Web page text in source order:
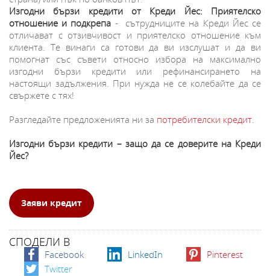
Изгодни бързи кредити от Креди Йес: Приятелско
отношение и подкрепа - сътрудниците на Креди Йес се
отличават с отзивчивост и приятелско отношение към
клиента. Те винаги са готови да ви изслушат и да ви
помогнат със съвети относно избора на максимално
изгодни бързи кредити или рефинансирането на
настоящи задължения. При нужда не се колебайте да се
свържете с тях!
Разгледайте предложенията ни за потребителски кредит.
Изгодни бързи кредити – защо да се доверите на Креди
Йес?
Заяви кредит
СПОДЕЛИ В
Facebook LinkedIn
Pinterest
Twitter